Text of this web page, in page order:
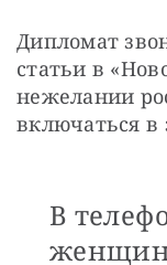
Дипломат
статьи в
нежелании
включаться в
В